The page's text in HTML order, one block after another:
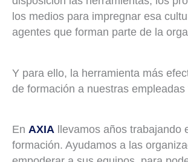
los medios para impregnar esa
agentes que forman parte de la
Y para ello, la herramienta más
de formación a nuestras
En AXIA llevamos años trabajando
formación. Ayudamos a las